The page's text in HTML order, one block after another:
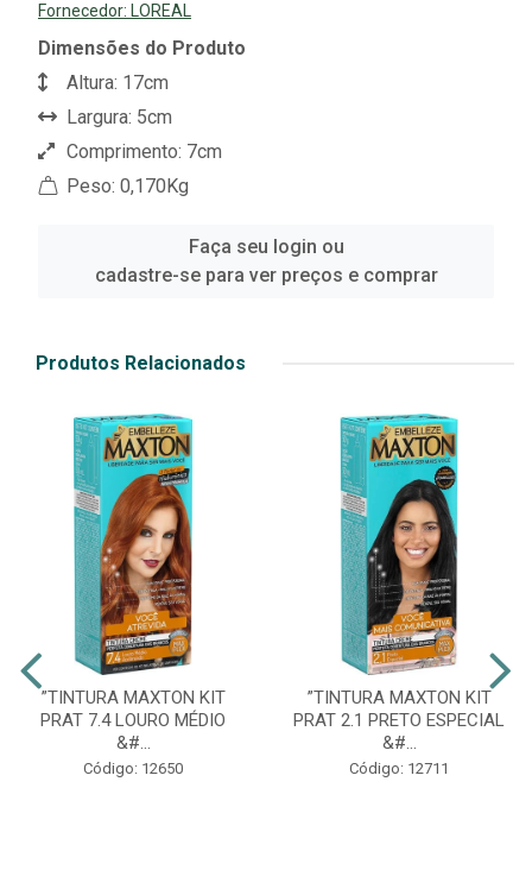
Fornecedor:
LOREAL
Dimensões do Produto
Altura: 17cm
Largura: 5cm
Comprimento: 7cm
Peso: 0,170Kg
Faça seu login ou
cadastre-se para ver preços e comprar
Produtos Relacionados
”TINTURA MAXTON KIT
PRAT 7.4 LOURO MÉDIO
&#...
Código: 12650
”TINTURA MAXTON KIT
PRAT 2.1 PRETO ESPECIAL
&#...
Código: 12711